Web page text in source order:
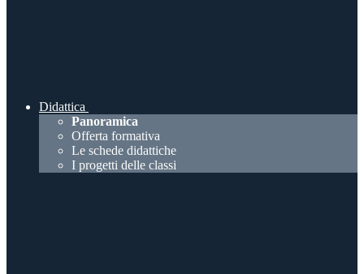
Didattica
Panoramica
Offerta formativa
Le schede didattiche
I progetti delle classi